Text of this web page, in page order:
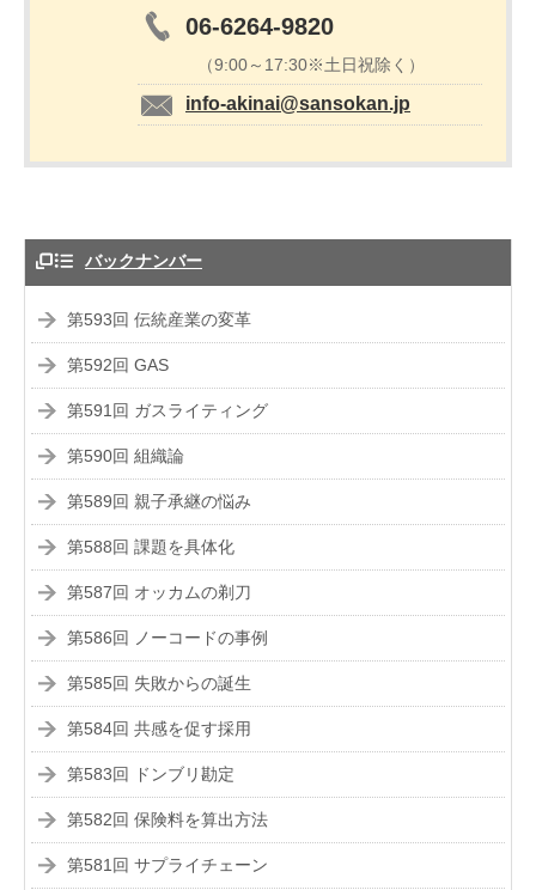
06-6264-9820
（9:00～17:30※土日祝除く）
info-akinai@sansokan.jp
バックナンバー
第593回 伝統産業の変革
第592回 GAS
第591回 ガスライティング
第590回 組織論
第589回 親子承継の悩み
第588回 課題を具体化
第587回 オッカムの剃刀
第586回 ノーコードの事例
第585回 失敗からの誕生
第584回 共感を促す採用
第583回 ドンブリ勘定
第582回 保険料を算出方法
第581回 サプライチェーン